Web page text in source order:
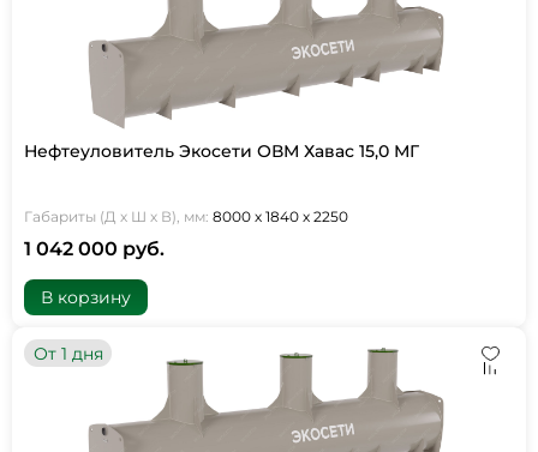
Нефтеуловитель Экосети ОВМ Хавас 15,0 МГ
Габариты (Д х Ш х В), мм: 8000 х 1840 х 2250
1 042 000 руб.
В корзину
От 1 дня